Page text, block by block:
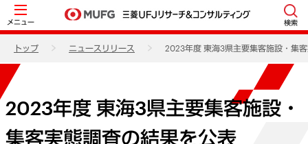
メニュー 検索
トップ ニュースリリース 2023年度 東海3県主要集客施設・集
2023年度 東海3県主要集客施設・
集客実態調査の結果を公表